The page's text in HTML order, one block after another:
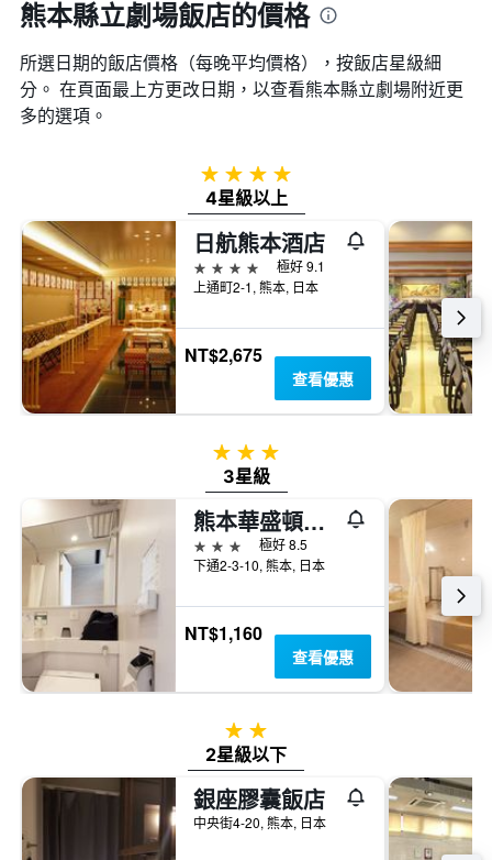
熊本縣立劇場飯店的價格
所選日期的飯店價格（每晚平均價格），按飯店星級細
分。 在頁面最上方更改日期，以查看熊本縣立劇場​附近更
多的選項。
4星級
4星級以上
日航熊本酒店
4星級
極好 9.1
上通町2-1, 熊本, 日本
NT$2,675
查看優惠
3星級
3星級
熊本華盛頓酒店
3星級
極好 8.5
下通2-3-10, 熊本, 日本
NT$1,160
查看優惠
2星級
2星級以下
銀座膠囊飯店
中央街4-20, 熊本, 日本